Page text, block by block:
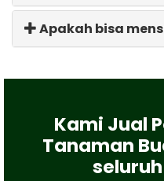
Apakah bisa
Kami Jual
Tanaman